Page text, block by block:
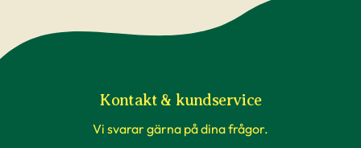
Kontakt & kundservice
Vi svarar gärna på dina frågor.